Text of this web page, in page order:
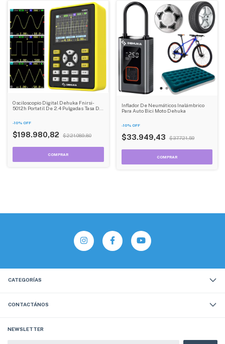
Osciloscopio Digital Dehuka Fnirsi-
5012h Portatil De 2.4 Pulgadas Tasa De
-10% OFF
$198.980,82 $221.089,80
Inflador De Neumáticos Inalámbrico
Para Auto Bici Moto Dehuka
-10% OFF
$33.949,43 $37.721,59
CATEGORÍAS
CONTACTÁNOS
NEWSLETTER